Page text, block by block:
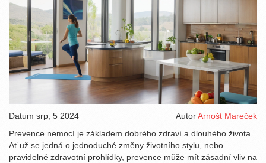
Datum srp, 5 2024 AutorArnošt Mareček
Prevence nemocí je základem dobrého zdraví a dlouhého života.
Ať už se jedná o jednoduché změny životního stylu, nebo
pravidelné zdravotní prohlídky, prevence může mít zásadní vliv na